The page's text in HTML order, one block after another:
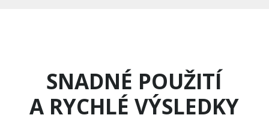
SNADNÉ POUŽITÍ
A RYCHLÉ VÝSLEDKY